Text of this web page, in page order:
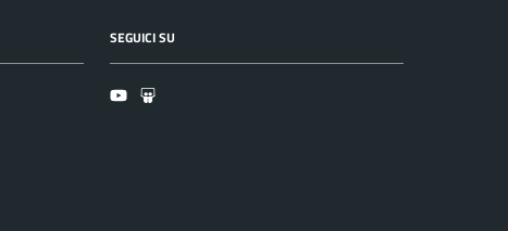
SEGUICI SU
YoutubeSlideshare